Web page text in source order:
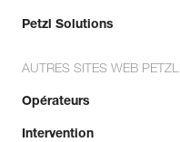
Petzl Solutions
AUTRES SITES WEB PETZL
Opérateurs
Intervention